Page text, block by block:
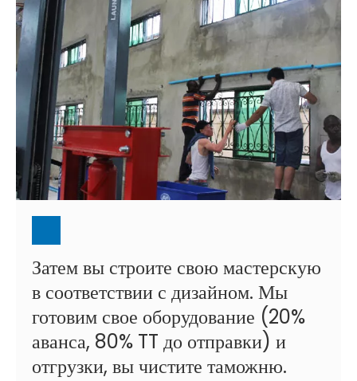
Затем вы строите свою мастерскую
в соответствии с дизайном. Мы
готовим свое оборудование (20%
аванса, 80% TT до отправки) и
отгрузки, вы чистите таможню.